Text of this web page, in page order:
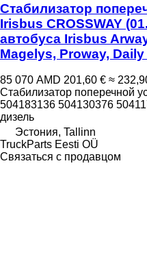
Стабилизатор
Irisbus CROSSWAY
автобуса Irisbus
Magelys, Proway,
85 070 AMD 201,60 € ≈
Стабилизатор поперечной
504183136 504130376
дизель
Эстония, Tallinn
TruckParts Eesti OÜ
Связаться с продавцом